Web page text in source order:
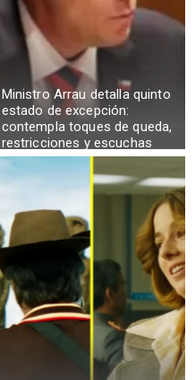
Ministro Arrau detalla quinto
estado de excepción:
contempla toques de queda,
restricciones y escuchas
telefónicas en zonas críticas